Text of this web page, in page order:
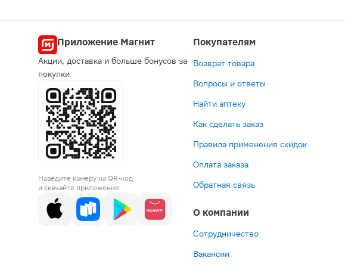
Приложение Магнит
Акции, доставка и больше бонусов за
покупки
Наведите камеру на QR-код
и скачайте приложение
Покупателям
Возврат товара
Вопросы и ответы
Найти аптеку
Как сделать заказ
Правила применения скидок
Оплата заказа
Обратная связь
О компании
Сотрудничество
Вакансии